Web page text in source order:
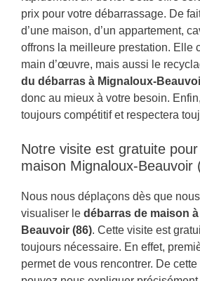
prix pour votre débarrassage. De
d’une maison, d’un appartement,
offrons la meilleure prestation. Elle
main d’œuvre, mais aussi le
du débarras à Mignaloux-
donc au mieux à votre besoin.
toujours compétitif et respectera
Notre visite est gratuite
maison Mignaloux-Beauvoir
Nous nous déplaçons dès que
visualiser le débarras de maison
Beauvoir (86). Cette visite est
toujours nécessaire. En effet,
permet de vous rencontrer. De